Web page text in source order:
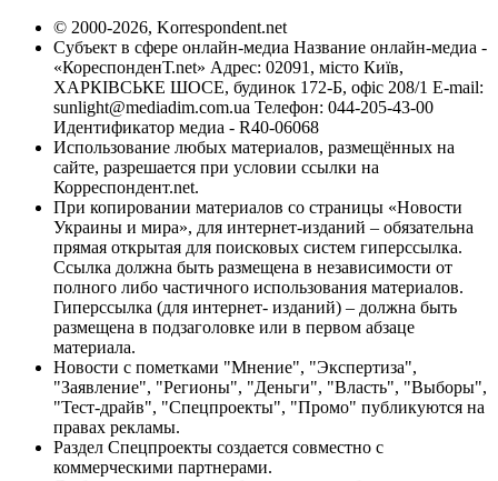
© 2000-2026, Korrespondent.net
Субъект в сфере онлайн-медиа Название онлайн-медиа -
«КореспонденТ.net» Адрес: 02091, місто Київ,
ХАРКІВСЬКЕ ШОСЕ, будинок 172-Б, офіс 208/1 E-mail:
sunlight@mediadim.com.ua Телефон: 044-205-43-00
Идентификатор медиа - R40-06068
Использование любых материалов, размещённых на
сайте, разрешается при условии ссылки на
Корреспондент.net.
При копировании материалов со страницы «Новости
Украины и мира», для интернет-изданий – обязательна
прямая открытая для поисковых систем гиперссылка.
Ссылка должна быть размещена в независимости от
полного либо частичного использования материалов.
Гиперссылка (для интернет- изданий) – должна быть
размещена в подзаголовке или в первом абзаце
материала.
Новости с пометками "Мнение", "Экспертиза",
"Заявление", "Регионы", "Деньги", "Власть", "Выборы",
"Тест-драйв", "Спецпроекты", "Промо" публикуются на
правах рекламы.
Раздел Спецпроекты создается совместно с
коммерческими партнерами.